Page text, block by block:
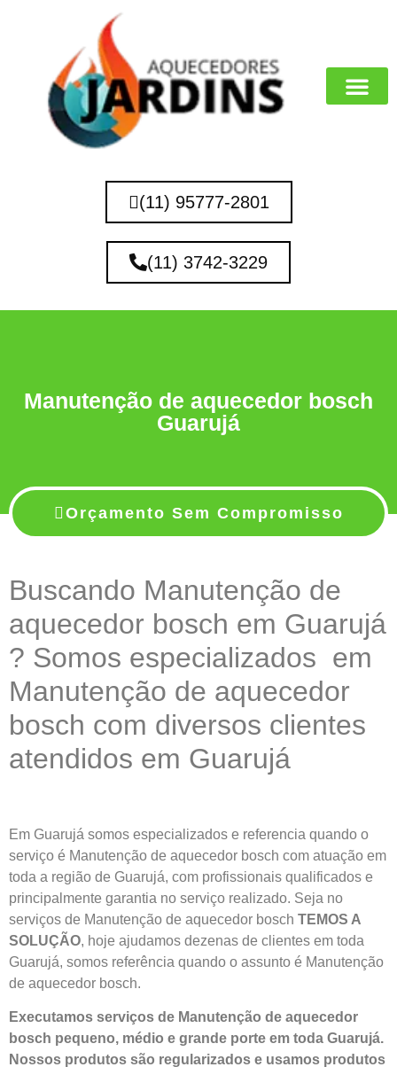
(11) 95777-2801
(11) 3742-3229
Manutenção de aquecedor bosch
Guarujá
Orçamento Sem Compromisso
Buscando Manutenção de
aquecedor bosch em Guarujá
? Somos especializados em
Manutenção de aquecedor
bosch com diversos clientes
atendidos em Guarujá
Em Guarujá somos especializados e referencia quando o
serviço é Manutenção de aquecedor bosch com atuação em
toda a região de Guarujá, com profissionais qualificados e
principalmente garantia no serviço realizado. Seja no
serviços de Manutenção de aquecedor bosch TEMOS A
SOLUÇÃO, hoje ajudamos dezenas de clientes em toda
Guarujá, somos referência quando o assunto é Manutenção
de aquecedor bosch.
Executamos serviços de Manutenção de aquecedor
bosch pequeno, médio e grande porte em toda Guarujá.
Nossos produtos são regularizados e usamos produtos